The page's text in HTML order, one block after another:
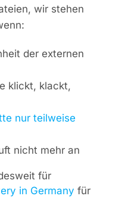
wir stehen
der externen
klickt, klackt,
nur teilweise
nicht mehr an
für
in Germany für